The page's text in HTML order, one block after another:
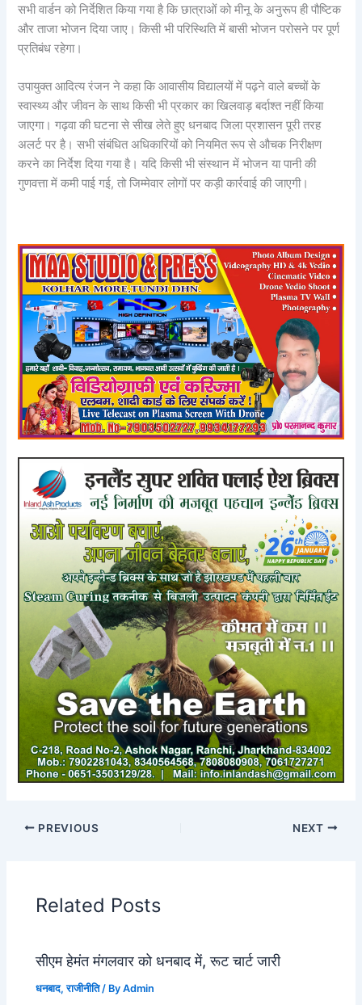
सभी वार्डन को निर्देशित किया गया है कि छात्राओं को मीनू के अनुरूप ही पौष्टिक
और ताजा भोजन दिया जाए। किसी भी परिस्थिति में बासी भोजन परोसने पर पूर्ण
प्रतिबंध रहेगा।
उपायुक्त आदित्य रंजन ने कहा कि आवासीय विद्यालयों में पढ़ने वाले बच्चों के
स्वास्थ्य और जीवन के साथ किसी भी प्रकार का खिलवाड़ बर्दाश्त नहीं किया
जाएगा। गढ़वा की घटना से सीख लेते हुए धनबाद जिला प्रशासन पूरी तरह
अलर्ट पर है। सभी संबंधित अधिकारियों को नियमित रूप से औचक निरीक्षण
करने का निर्देश दिया गया है। यदि किसी भी संस्थान में भोजन या पानी की
गुणवत्ता में कमी पाई गई, तो जिम्मेवार लोगों पर कड़ी कार्रवाई की जाएगी।
PREVIOUS NEXT
Related Posts
सीएम हेमंत मंगलवार को धनबाद में, रूट चार्ट जारी
धनबाद,राजीनीति/ ByAdmin